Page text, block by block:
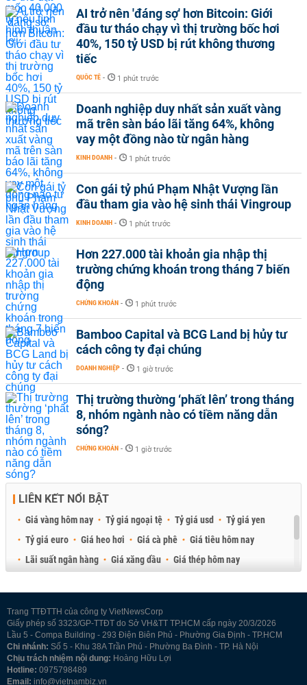
AI trở nên 'đáng sợ' hơn Bitcoin: Giới
đầu tư tháo chạy vì thị trường bốc hơi
40%, 150 tỷ USD bị rút không thương
tiếc
QUỐC TẾ - 1 phút trước
Doanh nghiệp duy nhất sản xuất vàng
mã trên sàn báo lãi tăng 64%, không
vay một đồng nào từ ngân hàng
KINH DOANH - 1 phút trước
Con gái tỷ phú Phạm Nhật Vượng lần
đầu tham gia vào hệ sinh thái Vingroup
KINH DOANH - 1 phút trước
Hơn 227.000 tài khoản gia nhập thị
trường chứng khoán trong tháng 7 biến
động
CHỨNG KHOÁN - 1 phút trước
Bamboo Capital và BCG Land bị hủy tư
cách công ty đại chúng
DOANH NGHIỆP - 1 giờ trước
Thị trường thường ‘phất lên’ trong tháng
8, nhóm ngành nào có tiềm năng dẫn
sóng?
CHỨNG KHOÁN - 1 giờ trước
LIÊN KẾT NỔI BẬT
Giá vàng hôm nay Tỷ giá ngoại tệ Tỷ giá usd
Tỷ giá yen
Tỷ giá euro
Giá heo hơi Giá cà phê
Giá tiêu hôm nay
Lãi suất ngân hàng
Giá xăng dầu
Giá thép hôm nay
Trang TTĐTTH của công ty VietNewsCorp
Giấy phép số 3323/GP-TTĐT do Sở VH&TT TP.HCM cấp ngày 20/3/2026
Lầu 5 - Compa Building - 293 Điện Biên Phủ - Phường Gia Định - TP.HCM
Chi nhánh: Số 5 - Khu 38A Trần Phú - Phường Ba Đình - TP. Hà Nội
Chịu trách nhiệm nội dung: Hoàng Hữu Lợi
Hotline: 0975798489
Email: info@vietnambiz.vn